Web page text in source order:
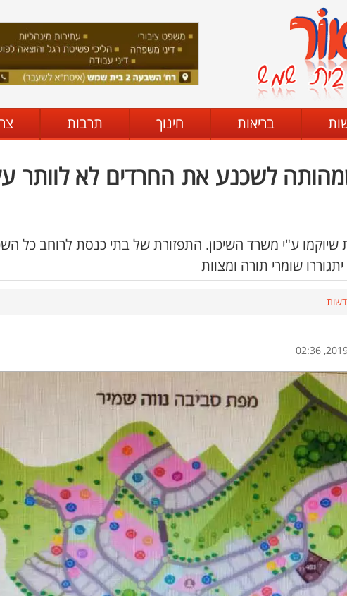
בריאות חינוך תרבות
לשכנע את החרדים לא לוותר
ע"י משרד השיכון. התפזורת של בתי כנסת לרוחב כל
שומרי תורה ומצוות